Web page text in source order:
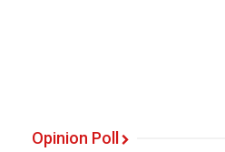
Opinion Poll